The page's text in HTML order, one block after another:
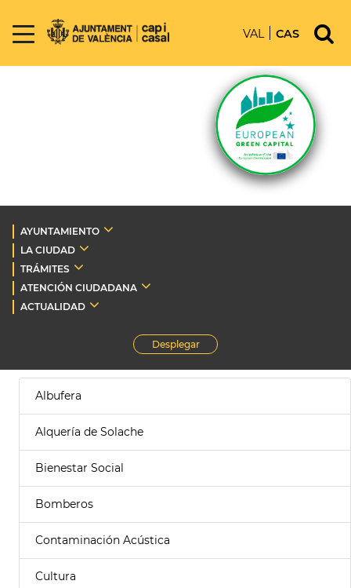
VAL CAS
AYUNTAMIENTO
LA CIUDAD
TRÁMITES
ATENCIÓN CIUDADANA
ACTUALIDAD
Desplegar
Albufera
Alquería de Solache
Bienestar Social
Bomberos
Contaminación Acústica
Cultura